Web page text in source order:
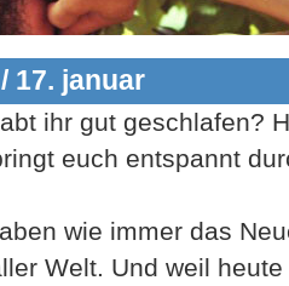
17. januar
ihr gut geschlafen?
euch entspannt
wie immer das
Welt. Und weil